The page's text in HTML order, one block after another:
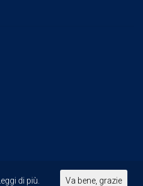
Leggi di più. Va bene, grazie